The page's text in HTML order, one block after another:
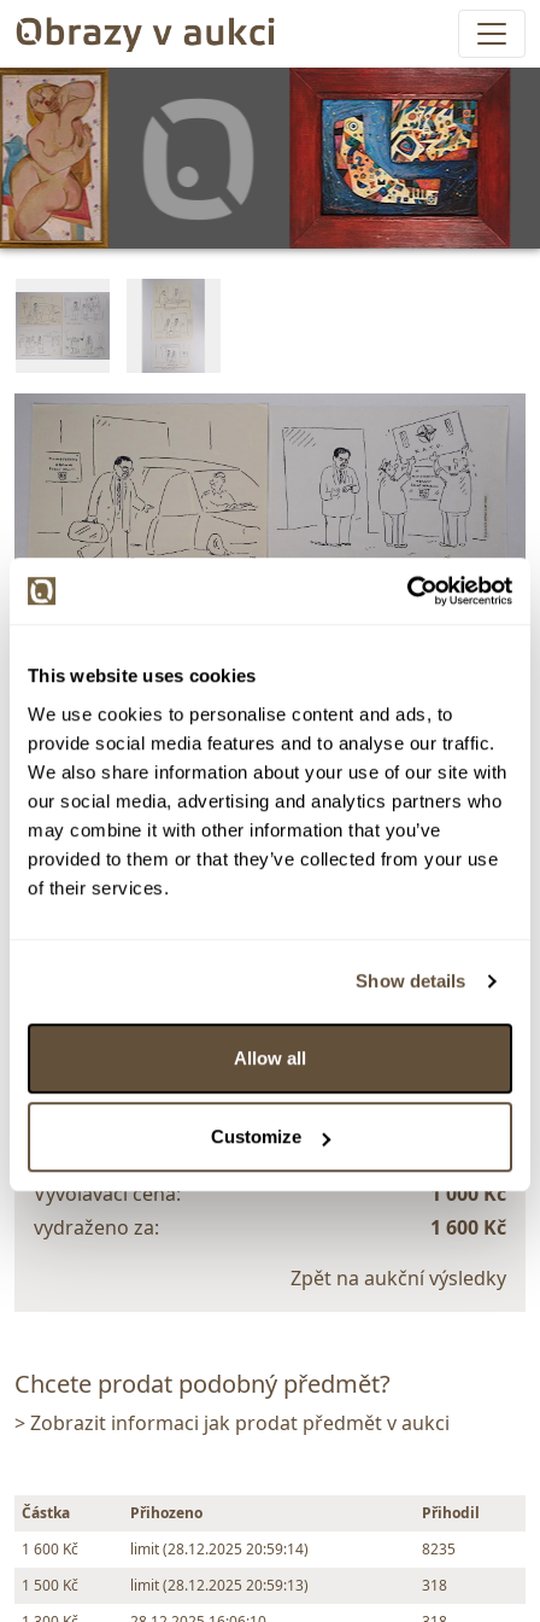
This website uses cookies
We use cookies to personalise content and ads, to
provide social media features and to analyse our traffic.
We also share information about your use of our site with
our social media, advertising and analytics partners who
may combine it with other information that you’ve
provided to them or that they’ve collected from your use
of their services.
Show details
Allow all
Customize
Detail položky
> Zobrazit detail položky a informace o autorovi
> zpět na aukční výsledky
Vladimír Jiránek
ministr obrany
Vyvolávací cena:
1 000 Kč
vydraženo za:
1 600 Kč
Zpět na aukční výsledky
Chcete prodat podobný předmět?
> Zobrazit informaci jak prodat předmět v aukci
Částka Přihozeno
Přihodil
1 600 Kč
limit (28.12.2025 20:59:14)
8235
1 500 Kč
limit (28.12.2025 20:59:13)
318